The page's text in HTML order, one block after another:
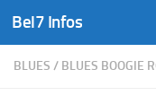
Skip to content
Bel7 Infos
BLUES / BLUES BOOGIE